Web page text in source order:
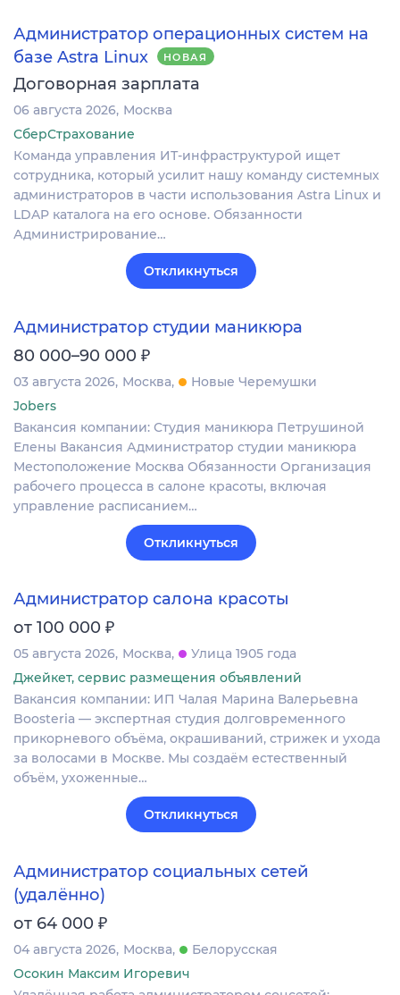
Администратор операционных систем на
базе Astra Linux
НОВАЯ
Договорная зарплата
06 августа 2026 Москва
СберСтрахование
Команда управления ИТ-инфраструктурой ищет
сотрудника, который усилит нашу команду системных
администраторов в части использования Astra Linux и
LDAP каталога на его основе. Обязанности
Администрирование…
Откликнуться
Администратор студии маникюра
80 000–90 000 ₽
03 августа 2026 Москва
Новые Черемушки
Jobers
Вакансия компании: Студия маникюра Петрушиной
Елены Вакансия Администратор студии маникюра
Местоположение Москва Обязанности Организация
рабочего процесса в салоне красоты, включая
управление расписанием…
Откликнуться
Администратор салона красоты
от 100 000 ₽
05 августа 2026 Москва
Улица 1905 года
Джейкет, сервис размещения объявлений
Вакансия компании: ИП Чалая Марина Валерьевна
Boosteria — экспертная студия долговременного
прикорневого объёма, окрашиваний, стрижек и ухода
за волосами в Москве. Мы создаём естественный
объём, ухоженные…
Откликнуться
Администратор социальных сетей
(удалённо)
от 64 000 ₽
04 августа 2026 Москва
Белорусская
Осокин Максим Игоревич